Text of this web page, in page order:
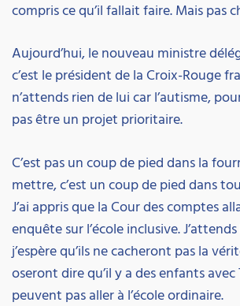
compris ce qu’il fallait faire. Mais pas
Aujourd’hui, le nouveau ministre
c’est le président de la Croix-Rouge
n’attends rien de lui car l’autisme,
pas être un projet prioritaire.
C’est pas un coup de pied dans la
mettre, c’est un coup de pied dans
J’ai appris que la Cour des comptes
enquête sur l’école inclusive.
j’espère qu’ils ne cacheront pas la
oseront dire qu’il y a des enfants avec
peuvent pas aller à l’école ordinaire.